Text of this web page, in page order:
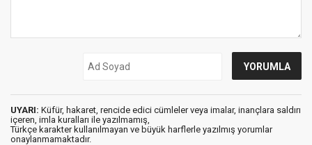
UYARI: Küfür, hakaret, rencide edici cümleler veya imalar, inançlara saldırı
içeren, imla kuralları ile yazılmamış,
Türkçe karakter kullanılmayan ve büyük harflerle yazılmış yorumlar
onaylanmamaktadır.